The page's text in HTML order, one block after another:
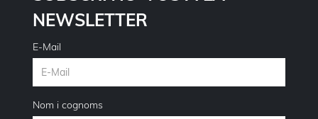
NEWSLETTER
E-Mail
Nom i cognoms